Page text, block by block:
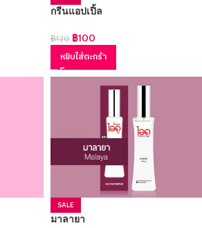
กรีนแอปเปิ้ล
฿120 ฿100
หยิบใส่ตะกร้า
SALE
มาลายา